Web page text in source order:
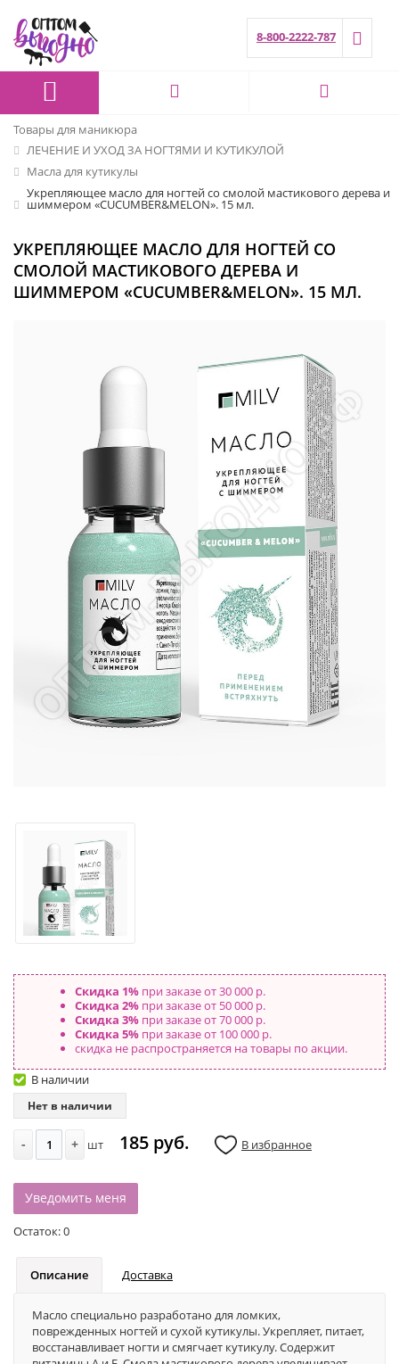
8-800-2222-787
Товары для маникюра
ЛЕЧЕНИЕ И УХОД ЗА НОГТЯМИ И КУТИКУЛОЙ
Масла для кутикулы
Укрепляющее масло для ногтей со смолой мастикового дерева и
шиммером «CUCUMBER&MELON». 15 мл.
УКРЕПЛЯЮЩЕЕ МАСЛО ДЛЯ НОГТЕЙ СО
СМОЛОЙ МАСТИКОВОГО ДЕРЕВА И
ШИММЕРОМ «CUCUMBER&MELON». 15 МЛ.
Скидка 1%при заказе от 30 000 р.
Скидка 2%при заказе от 50 000 р.
Скидка 3%при заказе от 70 000 р.
Скидка 5%при заказе от 100 000 р.
скидка не распространяется на товары по акции.
В наличии
Нет в наличии
- + шт 185 руб. В избранное
Уведомить меня
Остаток:0
Описание Доставка
Масло специально разработано для ломких,
поврежденных ногтей и сухой кутикулы. Укрепляет, питает,
восстанавливает ногти и смягчает кутикулу. Содержит